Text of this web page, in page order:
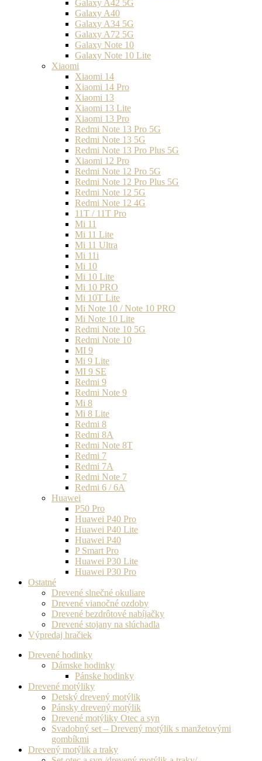
Galaxy A42 5G
Galaxy A40
Galaxy A34 5G
Galaxy A72 5G
Galaxy Note 10
Galaxy Note 10 Lite
Xiaomi
Xiaomi 14
Xiaomi 14 Pro
Xiaomi 13
Xiaomi 13 Lite
Xiaomi 13 Pro
Redmi Note 13 Pro 5G
Redmi Note 13 5G
Redmi Note 13 Pro Plus 5G
Xiaomi 12 Pro
Redmi Note 12 Pro 5G
Redmi Note 12 Pro Plus 5G
Redmi Note 12 5G
Redmi Note 12 4G
11T / 11T Pro
Mi 11
Mi 11 Lite
Mi 11 Ultra
Mi 11i
Mi 10
Mi 10 Lite
Mi 10 PRO
Mi 10T Lite
Mi Note 10 / Note 10 PRO
Mi Note 10 Lite
Redmi Note 10 5G
Redmi Note 10
MI 9
Mi 9 Lite
MI 9 SE
Redmi 9
Redmi Note 9
Mi 8
Mi 8 Lite
Redmi 8
Redmi 8A
Redmi Note 8T
Redmi 7
Redmi 7A
Redmi Note 7
Redmi 6 / 6A
Huawei
P50 Pro
Huawei P40 Pro
Huawei P40 Lite
Huawei P40
P Smart Pro
Huawei P30 Lite
Huawei P30 Pro
Ostatné
Drevené slnečné okuliare
Drevené vianočné ozdoby
Drevené bezdrôtové nabíjačky
Drevené stojany na slúchadla
Výpredaj hračiek
Drevené hodinky
Dámske hodinky
Pánske hodinky
Drevené motýliky
Detský drevený motýlik
Pánsky drevený motýlik
Drevené motýliky Otec a syn
Svadobný set – Drevený motýlik s manžetovými
gombíkmi
Drevený motýlik a traky